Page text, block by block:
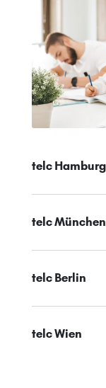
telc Hamburg
telc München
telc Berlin
telc Wien